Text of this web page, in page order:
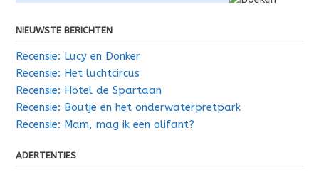
NIEUWSTE BERICHTEN
Recensie: Lucy en Donker
Recensie: Het luchtcircus
Recensie: Hotel de Spartaan
Recensie: Boutje en het onderwaterpretpark
Recensie: Mam, mag ik een olifant?
ADERTENTIES